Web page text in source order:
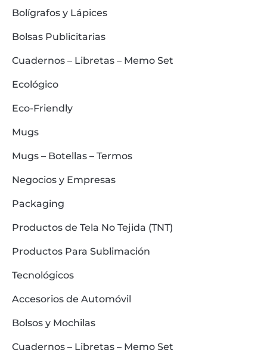
Bolígrafos y Lápices
Bolsas Publicitarias
Cuadernos – Libretas – Memo Set
Ecológico
Eco-Friendly
Mugs
Mugs – Botellas – Termos
Negocios y Empresas
Packaging
Productos de Tela No Tejida (TNT)
Productos Para Sublimación
Tecnológicos
Accesorios de Automóvil
Bolsos y Mochilas
Cuadernos – Libretas – Memo Set